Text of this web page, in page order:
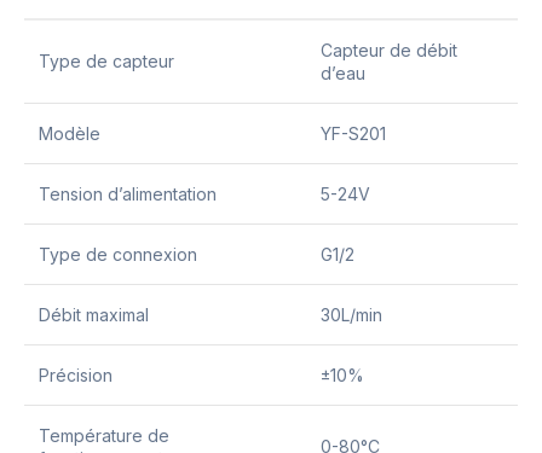
Type de capteur
Capteur de débit
d’eau
Modèle YF-S201
Tension d’alimentation 5-24V
Type de connexion G1/2
Débit maximal 30L/min
Précision ±10%
Température de
0-80°C